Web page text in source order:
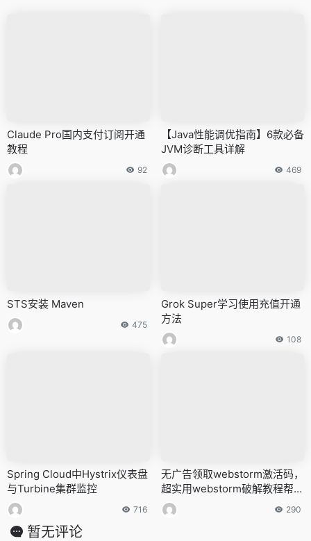
Claude Pro国内支付订阅开通
教程
92
【Java性能调优指南】6款必备
JVM诊断工具详解
469
STS安装 Maven
475
Grok Super学习使用充值开通
方法
108
Spring Cloud中Hystrix仪表盘
与Turbine集群监控
716
无广告领取webstorm激活码，
超实用webstorm破解教程帮你
搞定
290
暂无评论